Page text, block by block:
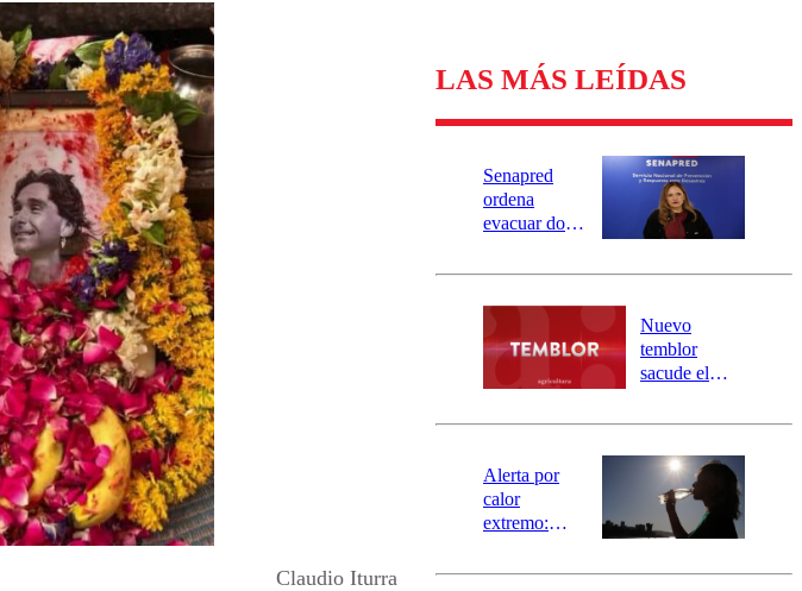
Claudio Iturra
LAS MÁS LEÍDAS
Senapred
ordena
evacuar dos
Carahue por
río Damas:
activa
mensajería
SAE
Nuevo
temblor
sacude el
revisa la
epicentro
Alerta por
calor
extremo:
activa Alerta